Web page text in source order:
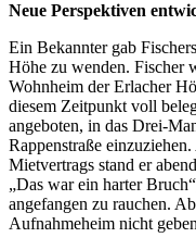
Neue Perspektiven
Ein Bekannter gab
Höhe zu wenden. Fischer
Wohnheim der Erlacher
diesem Zeitpunkt voll
angeboten, in das Drei-
Rappenstraße
Mietvertrags stand er
„Das war ein harter
angefangen zu rauchen.
Aufnahmeheim nicht